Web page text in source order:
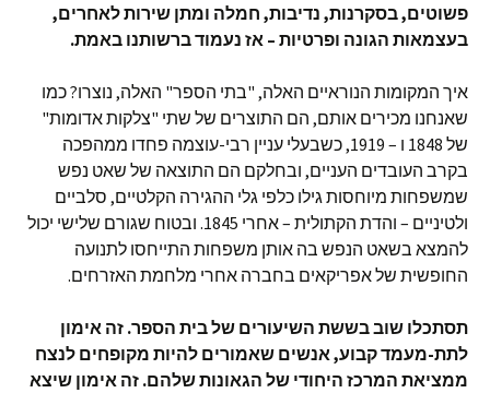
פשוטים, בסקרנות, נדיבות, חמלה ומתן שירות לאחרים,
בעצמאות הגונה ופרטיות – אז נעמוד ברשותנו באמת.
איך המקומות הנוראיים האלה, "בתי הספר" האלה, נוצרו? כמו
שאנחנו מכירים אותם, הם התוצרים של שתי "צלקות אדומות"
של 1848 ו – 1919, כשבעלי עניין רבי-עוצמה פחדו ממהפכה
בקרב העובדים העניים, ובחלקם הם התוצאה של שאט נפש
שמשפחות מיוחסות גילו כלפי גלי ההגירה הקלטיים, סלביים
ולטיניים – והדת הקתולית – אחרי 1845. ובטוח שגורם שלישי יכול
להמצא בשאט הנפש בה אותן משפחות התייחסו לתנועה
החופשית של אפריקאים בחברה אחרי מלחמת האזרחים.
תסתכלו שוב בששת השיעורים של בית הספר. זה אימון
לתת-מעמד קבוע, אנשים שאמורים להיות מקופחים לנצח
ממציאת המרכז היחודי של הגאונות שלהם. זה אימון שיצא